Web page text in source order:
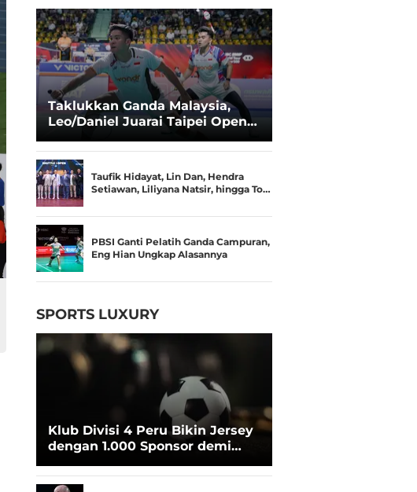
Taklukkan Ganda Malaysia,
Leo/Daniel Juarai Taipei Open
Taufik Hidayat, Lin Dan, Hendra
Setiawan, Liliyana Natsir, hingga To…
PBSI Ganti Pelatih Ganda Campuran,
Eng Hian Ungkap Alasannya
SPORTS LUXURY
Klub Divisi 4 Peru Bikin Jersey
dengan 1.000 Sponsor demi